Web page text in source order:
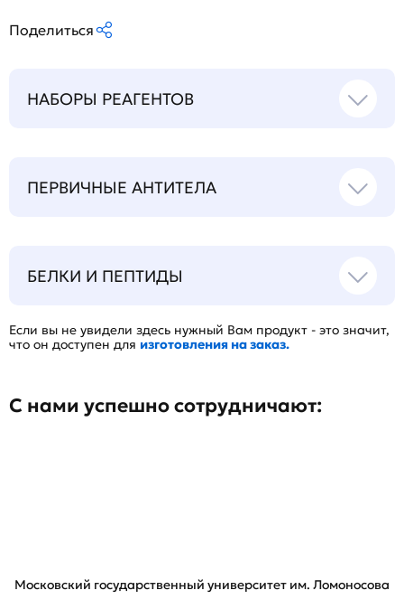
Поделиться
НАБОРЫ РЕАГЕНТОВ
ПЕРВИЧНЫЕ АНТИТЕЛА
БЕЛКИ И ПЕПТИДЫ
Если вы не увидели здесь нужный Вам продукт - это значит,
что он доступен для изготовления на заказ.
С нами успешно сотрудничают:
Московский государственный университет им. Ломоносова